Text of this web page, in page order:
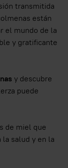
transmitida
están
el mundo de la
y gratificante
y descubre
puede
de miel que
la salud y en la